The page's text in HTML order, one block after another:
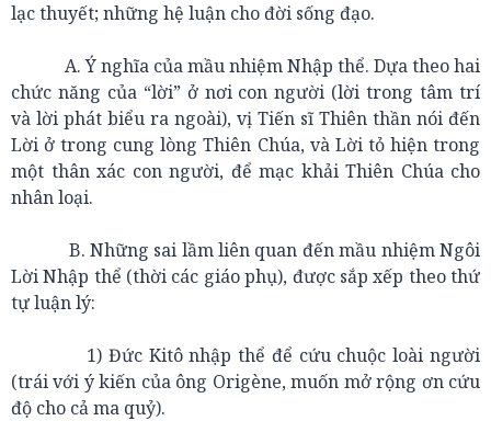
lạc thuyết; những hệ luận cho đời sống đạo.
A. Ý nghĩa của mầu nhiệm Nhập thể. Dựa theo hai
chức năng của “lời” ở nơi con người (lời trong tâm trí
và lời phát biểu ra ngoài), vị Tiến sĩ Thiên thần nói đến
Lời ở trong cung lòng Thiên Chúa, và Lời tỏ hiện trong
một thân xác con người, để mạc khải Thiên Chúa cho
nhân loại.
B. Những sai lầm liên quan đến mầu nhiệm Ngôi
Lời Nhập thể (thời các giáo phụ), được sắp xếp theo thứ
tự luận lý:
1) Đức Kitô nhập thể để cứu chuộc loài người
(trái với ý kiến của ông Origène, muốn mở rộng ơn cứu
độ cho cả ma quỷ).